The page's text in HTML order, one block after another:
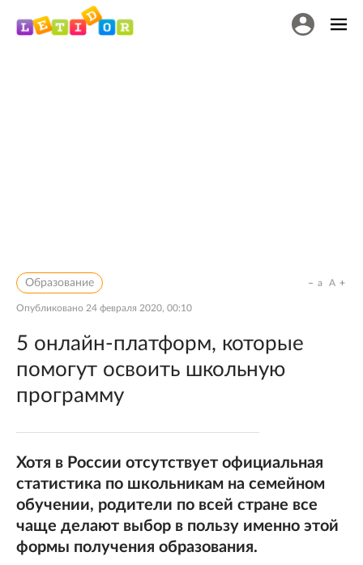
Образование
Опубликовано 24 февраля 2020, 00:10
a A
5 онлайн-платформ, которые
помогут освоить школьную
программу
Хотя в России отсутствует официальная
статистика по школьникам на семейном
обучении, родители по всей стране все
чаще делают выбор в пользу именно этой
формы получения образования.